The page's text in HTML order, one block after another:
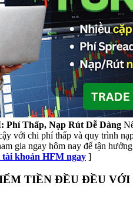
Phí Thấp, Nạp Rút Dễ Dàng
với chi phí thấp và quy trình
gia ngay hôm nay để tận
khoản HFM ngay ]
TIỀN ĐỀU ĐỀU